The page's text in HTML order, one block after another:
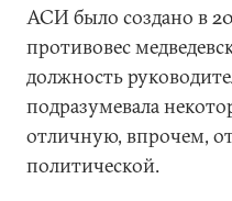
АСИ было создано в
противовес
должность
подразумевала
отличную, впрочем,
политической.